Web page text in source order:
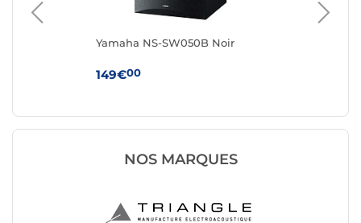
Yamaha NS-SW050B Noir
149€00
NOS MARQUES